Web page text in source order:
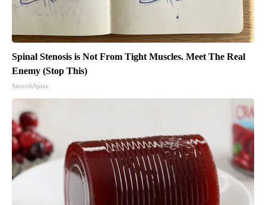
Spinal Stenosis is Not From Tight Muscles. Meet The Real
Enemy (Stop This)
SmoothSpine